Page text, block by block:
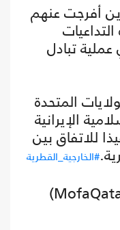
الأمريكيين الـ5 الذين أفرجت عنهم
التداعيات
تبادل
المتحدة
الإيرانية
للاتفاق بين
#الخارجية_القطرية